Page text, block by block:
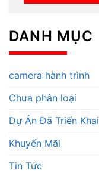
DANH MỤC
camera hành trình
Chưa phân loại
Dự Án Đã Triển Khai
Khuyến Mãi
Tin Tức